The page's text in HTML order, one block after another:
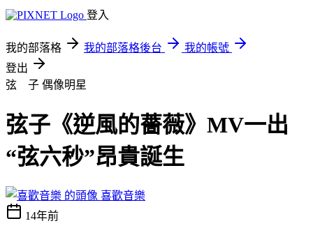
登入
我的部落格 我的部落格後台
我的帳號
登出
弦 子 偶像明星
弦子《逆風的薔薇》MV一出
“弦六秒”昂貴誕生
喜歡音樂
14年前